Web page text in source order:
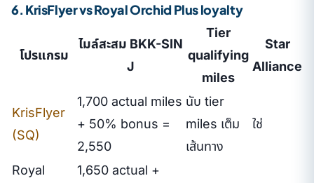
6. KrisFlyer vs Royal Orchid Plus loyalty
โปรแกรม
ไมล์สะสม BKK-SIN
J
Tier
qualifying
miles
Star
Alliance
KrisFlyer
(SQ)
1,700 actual miles
+ 50% bonus =
2,550
นับ tier
miles เต็ม
เส้นทาง
ใช่
Royal
1,650 actual +